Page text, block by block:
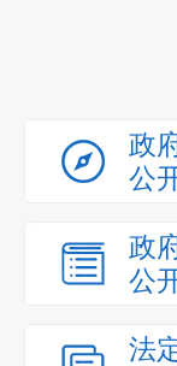
政
公
政
公
法